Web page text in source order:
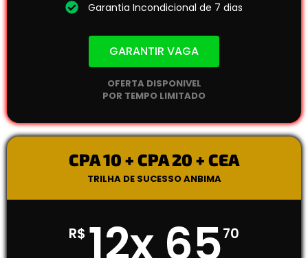
Garantia Incondicional de 7 dias
GARANTIR VAGA
OFERTA DISPONIVEL
POR TEMPO LIMITADO
CPA 10 + CPA 20 + CEA
TRILHA DE SUCESSO ANBIMA
R$ 12x 6570